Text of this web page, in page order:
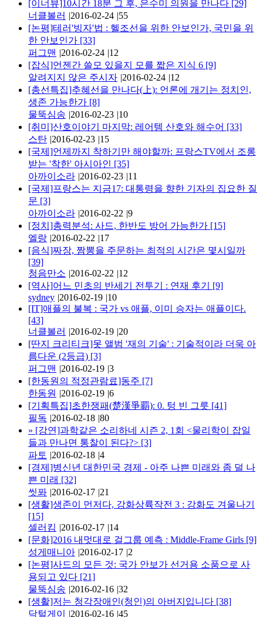
[이너뷰]10시간 18분 그 후, 은수미 의원을 만나다 [29]
너클볼러 |2016-02-24 |55
[논평]테러'빙자'법 : 헬조선을 위한 안보인가, 국민을 위
한 안보인가 [33]
퍼그맨 |2016-02-24 |12
[잡식]언젠간 쓸모 있을지 모를 짧은 지식 6 [9]
알려지지 않은 주시자 |2016-02-24 |12
[총선특집]추혜선을 만나다(上): 언론에 개기는 정치인,
생존 가능한가 [8]
물뚝심송 |2016-02-23 |10
[취미]산호이야기 마지막: 레어템 산호와 해수어 [33]
스탄 |2016-02-23 |15
[국제]언제까지 착하기만 해야할까: 프랑스TV에서 조롱
받는 '착한' 아시아인 [35]
아까이소라 |2016-02-23 |11
[국제]프랑스는 지금17: 대통령을 향한 기자의 집요한 질
문 [3]
아까이소라 |2016-02-22 |9
[정치]총력분석: 사드, 한반도 방어 가능한가 [15]
엘랑 |2016-02-22 |17
[음식]짜장, 짬뽕을 주문하는 최적의 시간은 몇시일까
[39]
청음만소 |2016-02-22 |12
[역사]어느 민초의 반세기 전투기 : 연재 후기 [9]
sydney |2016-02-19 |10
[IT]애플의 불복 : 국가 vs 애플, 이미 승자는 애플이다.
[43]
너클볼러 |2016-02-19 |20
[딴지 크리티크]못 앨범 '재의 기술' : 기술적이라 더욱 아
름다운 (2등급) [3]
퍼그맨 |2016-02-19 |3
[한동원의 적정관람료]동주 [7]
한동원 |2016-02-19 |6
[기획특집]초한쟁패(楚漢爭覇): 0. 텅 빈 그릇 [41]
필독 |2016-02-18 |80
» [강연]과학같은 소리하네 시즌 2, 1회 <물리학이 잡일
들과 만나면 통찰이 된다?> [3]
파토 |2016-02-18 |4
[경제]병신년 대한민국 경제 - 아주 나쁜 미래와 좀 덜 나
쁜 미래 [32]
씻퐈 |2016-02-17 |21
[생활]생존이 먼저다, 강화상륙작전 3 : 강화도 겨울나기
[15]
셀러킴 |2016-02-17 |14
[문화]2016 내멋대로 걸그룹 예측 : Middle-Frame Girls [9]
성게매니아 |2016-02-17 |2
[논평]사드의 모든 것: 국가 안보가 선거용 소품으로 사
용되고 있다 [21]
물뚝심송 |2016-02-16 |32
[생활]저는 청각장애인(청인)의 아버지입니다 [38]
닥털게이
|2016-02-16 |45